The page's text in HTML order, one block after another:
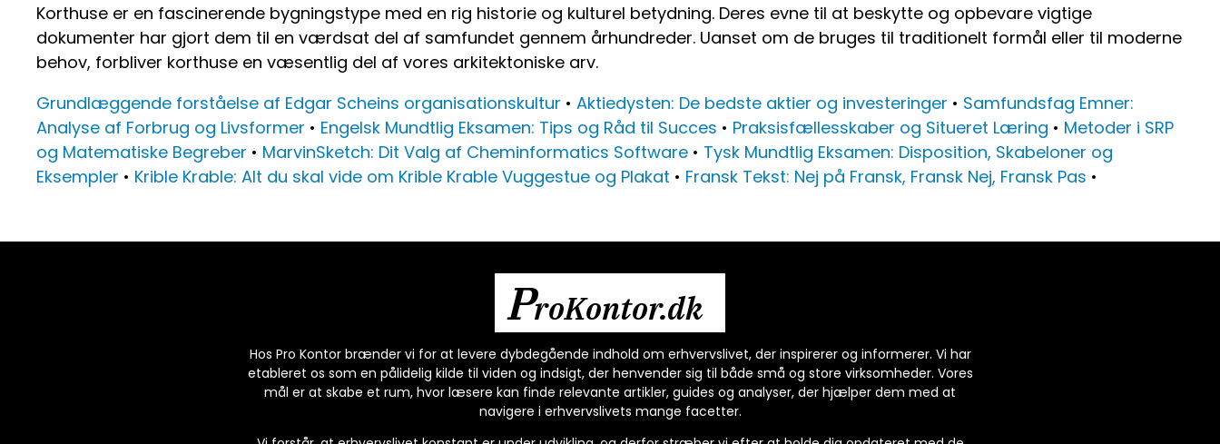
Korthuse er en fascinerende bygningstype med en rig historie og kulturel betydning. Deres evne til at beskytte og opbevare vigtige
dokumenter har gjort dem til en værdsat del af samfundet gennem århundreder. Uanset om de bruges til traditionelt formål eller til moderne
behov, forbliver korthuse en væsentlig del af vores arkitektoniske arv.
Grundlæggende forståelse af Edgar Scheins organisationskultur • Aktiedysten: De bedste aktier og investeringer • Samfundsfag Emner:
Analyse af Forbrug og Livsformer • Engelsk Mundtlig Eksamen: Tips og Råd til Succes • Praksisfællesskaber og Situeret Læring • Metoder i SRP
og Matematiske Begreber • MarvinSketch: Dit Valg af Cheminformatics Software • Tysk Mundtlig Eksamen: Disposition, Skabeloner og
Eksempler • Krible Krable: Alt du skal vide om Krible Krable Vuggestue og Plakat • Fransk Tekst: Nej på Fransk, Fransk Nej, Fransk Pas •
ProKontor.dk
Hos Pro Kontor brænder vi for at levere dybdegående indhold om erhvervslivet, der inspirerer og informerer. Vi har
etableret os som en pålidelig kilde til viden og indsigt, der henvender sig til både små og store virksomheder. Vores
mål er at skabe et rum, hvor læsere kan finde relevante artikler, guides og analyser, der hjælper dem med at
navigere i erhvervslivets mange facetter.